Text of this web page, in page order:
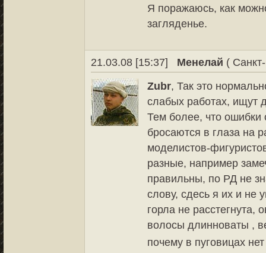
Я поражаюсь, как
загляденье.
21.03.08 [15:37] Менелай (
Zubr, Так это
слабых работах, ищут
Тем более, что ошибки
бросаются в глаза на
моделистов-
разные, например
правильны, по РД не
слову, сдесь я их и не
горла не расстегнута,
волосы длинноваты ,
почему в пуговицах